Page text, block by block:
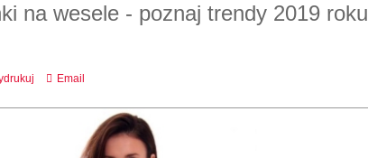
na wesele - poznaj trendy 2019 roku
Email